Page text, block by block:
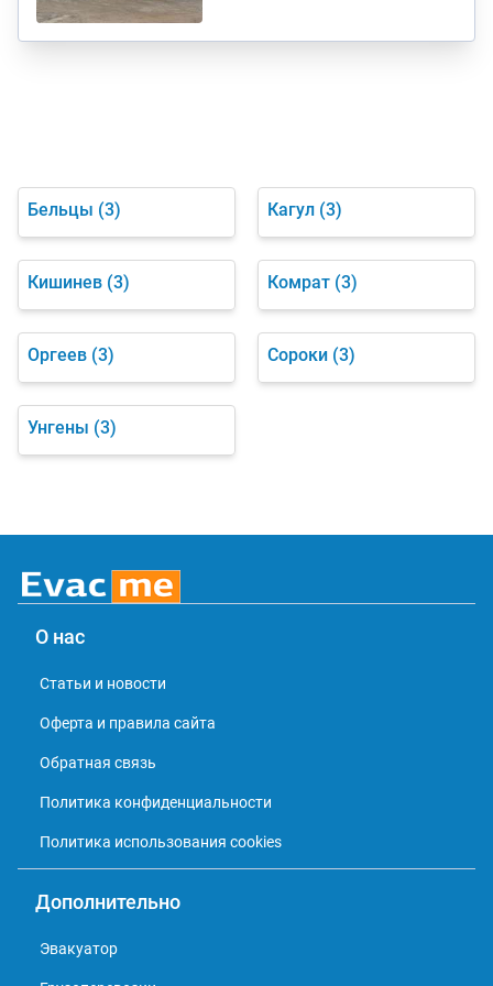
Бельцы (3) Кагул (3)
Кишинев (3) Комрат (3)
Оргеев (3) Сороки (3)
Унгены (3)
О нас
Статьи и новости
Оферта и правила сайта
Обратная связь
Политика конфиденциальности
Политика использования cookies
Дополнительно
Эвакуатор